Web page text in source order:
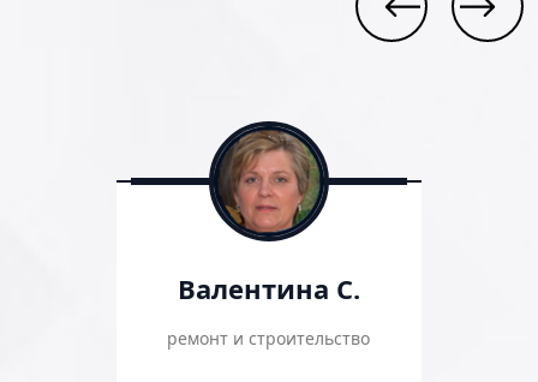
Валентина С.
ремонт и строительство